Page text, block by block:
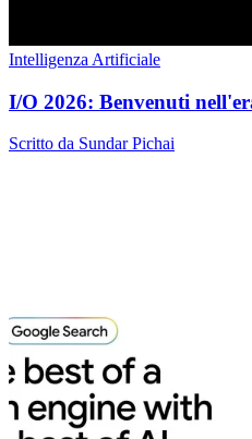
Intelligenza Artificiale
I/O 2026: Benvenuti
Scritto da Sundar Pichai